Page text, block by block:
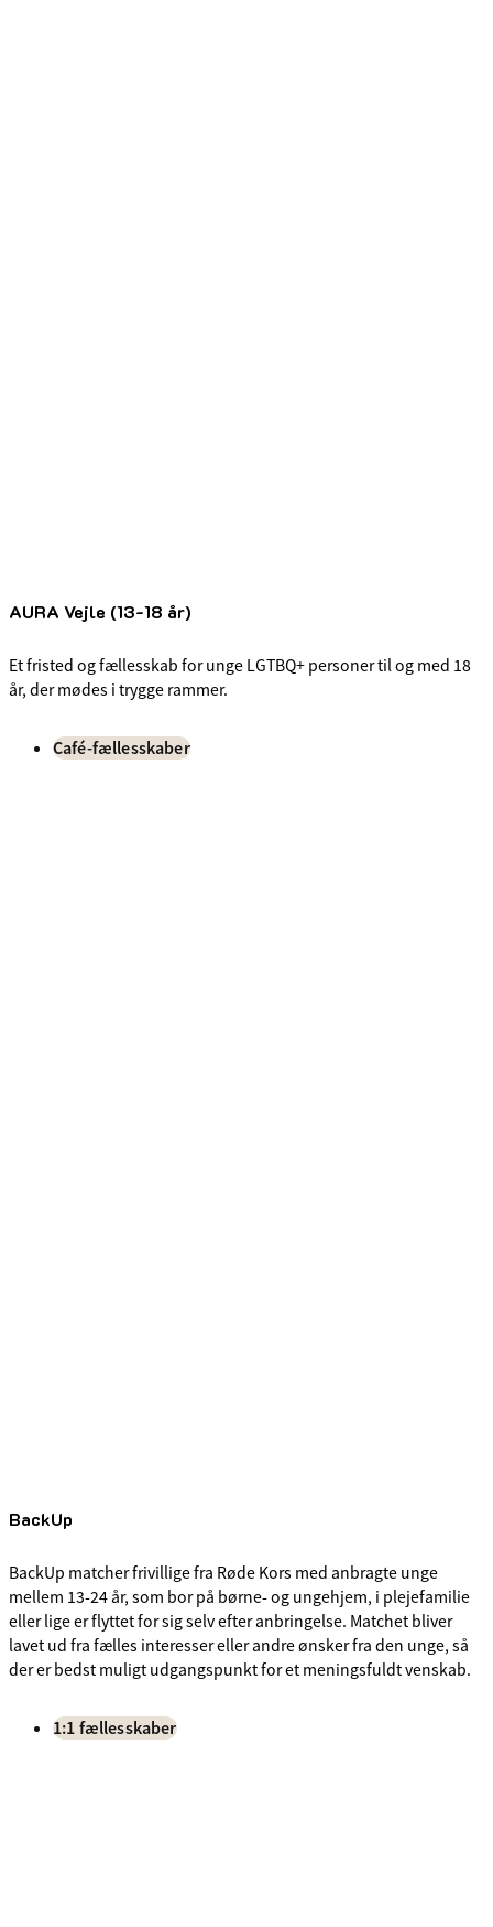
AURA Vejle (13-18 år)
Et fristed og fællesskab for unge LGTBQ+ personer til og med 18
år, der mødes i trygge rammer.
Café-fællesskaber
BackUp
BackUp matcher frivillige fra Røde Kors med anbragte unge
mellem 13-24 år, som bor på børne- og ungehjem, i plejefamilie
eller lige er flyttet for sig selv efter anbringelse. Matchet bliver
lavet ud fra fælles interesser eller andre ønsker fra den unge, så
der er bedst muligt udgangspunkt for et meningsfuldt venskab.
1:1 fællesskaber